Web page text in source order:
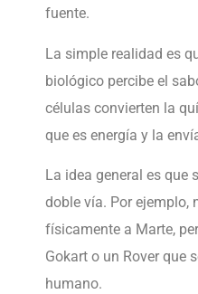
fuente.
La simple realidad es
biológico percibe el
células convierten la
que es energía y la
La idea general es que
doble vía. Por ejemplo,
físicamente a Marte,
Gokart o un Rover que
humano.